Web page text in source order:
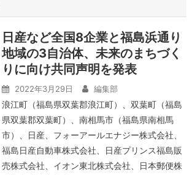
日産など全国8企業と福島浜通り
地域の3自治体、未来のまちづく
りに向け共同声明を発表
2022年3月29日 編集部
浪江町（福島県双葉郡浪江町）、双葉町（福島
県双葉郡双葉町）、南相馬市（福島県南相馬
市）、日産、フォーアールエナジー株式会社、
福島日産自動車株式会社、日産プリンス福島販
売株式会社、イオン東北株式会社、日本郵便株